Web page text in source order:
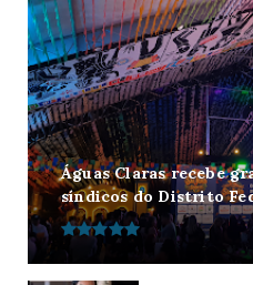
Águas Claras recebe
síndicos do Distrito